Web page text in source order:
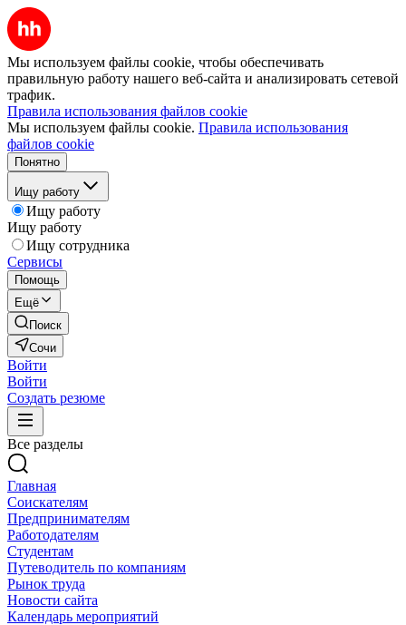
Мы используем файлы cookie, чтобы обеспечивать
правильную работу нашего веб-сайта и анализировать сетевой
трафик.
Правила использования файлов cookie
Мы используем файлы cookie. Правила использования
файлов cookie
Понятно
Ищу работу
Ищу работу
Ищу работу
Ищу сотрудника
Сервисы
Помощь
Ещё
Поиск
Сочи
Войти
Войти
Создать резюме
Все разделы
Главная
Соискателям
Предпринимателям
Работодателям
Студентам
Путеводитель по компаниям
Рынок труда
Новости сайта
Календарь мероприятий